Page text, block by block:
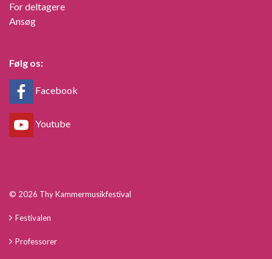
For deltagere
Ansøg
Følg os:
Facebook
Youtube
© 2026 Thy Kammermusikfestival
Festivalen
Professorer